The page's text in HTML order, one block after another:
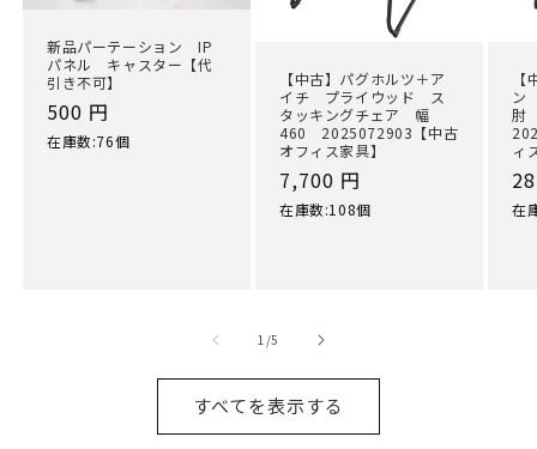
新品パーテーション IP
パネル キャスター【代
引き不可】
通
常
500 円
在庫数:76個
【中古】パグホルツ＋ア
イチ プライウッド ス
タッキングチェア 幅
460 2025072903【中古
オフィス家具】
通
常
7,700 円
在庫数:108個
ン
肘
ィ
通
常
在
1 /の
5
すべてを表示する